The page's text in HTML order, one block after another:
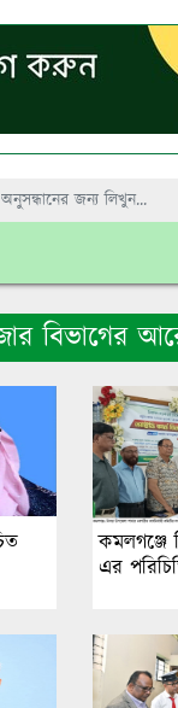
বিভাগের
কমলগঞ্জে
এর